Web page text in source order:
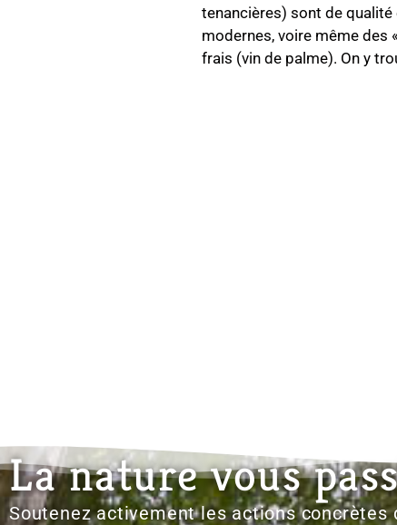
tenancières) sont de qualité
modernes, voire même des
frais (vin de palme). On y
La nature vous
Soutenez activement les actions concrètes